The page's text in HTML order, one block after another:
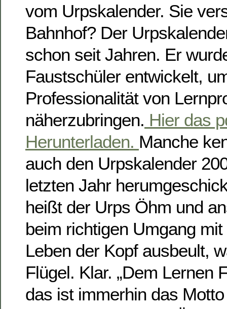
vom Urpskalender. Sie
Bahnhof? Der
schon seit Jahren. Er
Faustschüler entwickelt,
Professionalität von
näherzubringen. Hier das
Herunterladen. Manche
auch den Urpskalender
letzten Jahr
heißt der Urps Öhm und
beim richtigen Umgang
Leben der Kopf ausbeult,
Flügel. Klar. „Dem Lernen
das ist immerhin das